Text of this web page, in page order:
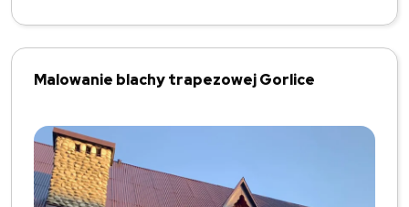
Malowanie blachy trapezowej Gorlice